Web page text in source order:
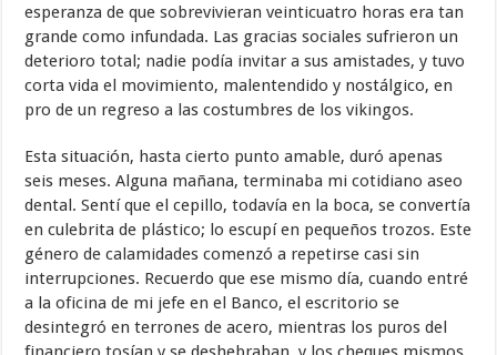
esperanza de que sobrevivieran veinticuatro horas era tan
grande como infundada. Las gracias sociales sufrieron un
deterioro total; nadie podía invitar a sus amistades, y tuvo
corta vida el movimiento, malentendido y nostálgico, en
pro de un regreso a las costumbres de los vikingos.
Esta situación, hasta cierto punto amable, duró apenas
seis meses. Alguna mañana, terminaba mi cotidiano aseo
dental. Sentí que el cepillo, todavía en la boca, se convertía
en culebrita de plástico; lo escupí en pequeños trozos. Este
género de calamidades comenzó a repetirse casi sin
interrupciones. Recuerdo que ese mismo día, cuando entré
a la oficina de mi jefe en el Banco, el escritorio se
desintegró en terrones de acero, mientras los puros del